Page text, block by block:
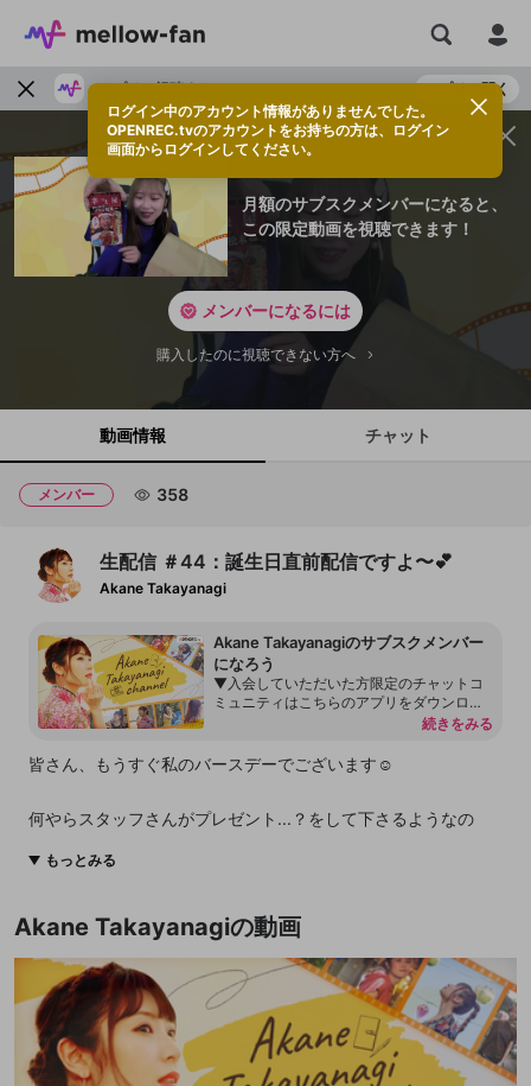
アプリで視聴する アプリで開く
月額のサブスクメンバーになると、
この限定動画を視聴できます！
メンバーになるには
購入したのに視聴できない方へ
動画情報 チャット
メンバー 358
生配信 ＃44：誕生日直前配信ですよ〜💕
Akane Takayanagi
Akane Takayanagiのサブスクメンバー
になろう
▼入会していただいた方限定のチャットコ
ミュニティはこちらのアプリをダウンロー
ドください https://discord.com/ ↓ 限定コ
s://openrecnext.amebaownd.com/posts/11
101764 高柳明音とファンの皆さんの公式
l』がついに開設となりました〜！！！👏👏
ミュニティを作りたいと思いました！ 今後
行うオンラインライブのチケットの割引特
続きをみる
皆さん、もうすぐ私のバースデーでございます☺️
何やらスタッフさんがプレゼント...？をして下さるようなの
▼サブスクのご入会はこちらから！
https://www.openrec.tv/subscription/user/takayanagi_akane
▼サブスク限定チャットの参加方法について
https://openrecnext.amebaownd.com/posts/11101764
もっとみる
Akane Takayanagiの動画
ログイン中のアカウント情報がありませんでした。
OPENREC.tvのアカウントをお持ちの方は、ログイン
画面からログインしてください。